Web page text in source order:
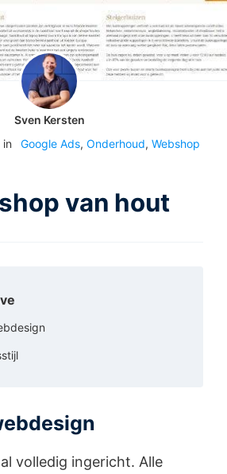
Sven Kersten
in Google Ads, Onderhoud, Webshop
van hout
volledig ingericht. Alle